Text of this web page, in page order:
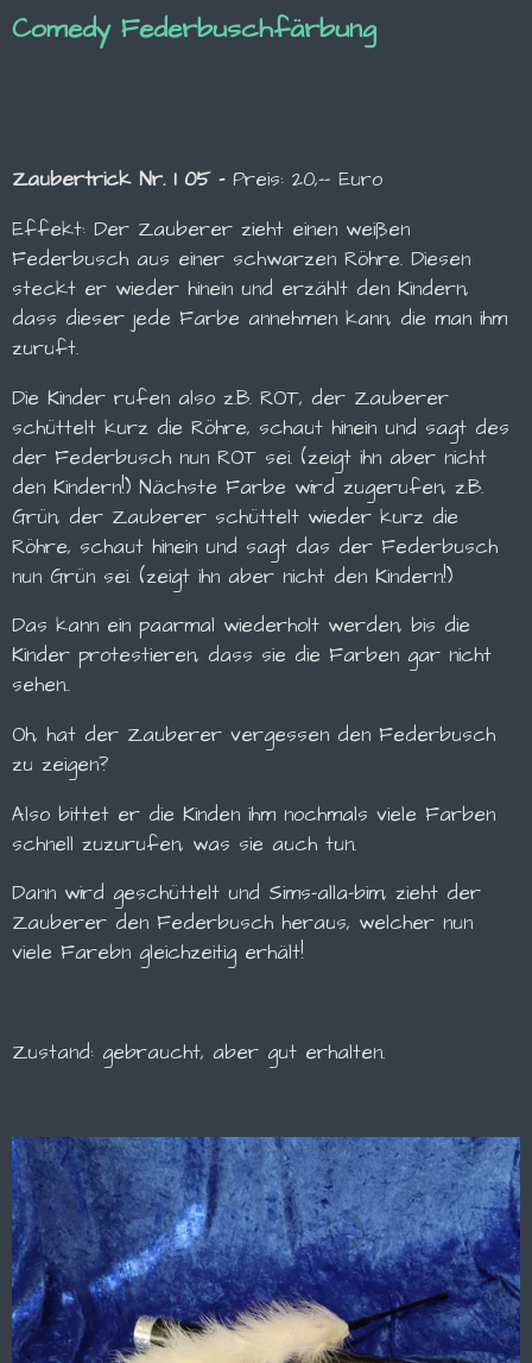
Comedy Federbuschfärbung
Zaubertrick Nr. 1 05 - Preis: 20,-- Euro
Effekt: Der Zauberer zieht einen weißen
Federbusch aus einer schwarzen Röhre. Diesen
steckt er wieder hinein und erzählt den Kindern,
dass dieser jede Farbe annehmen kann, die man ihm
zuruft.
Die Kinder rufen also z.B. ROT, der Zauberer
schüttelt kurz die Röhre, schaut hinein und sagt des
der Federbusch nun ROT sei. (zeigt ihn aber nicht
den Kindern!) Nächste Farbe wird zugerufen, z.B.
Grün, der Zauberer schüttelt wieder kurz die
Röhre, schaut hinein und sagt das der Federbusch
nun Grün sei. (zeigt ihn aber nicht den Kindern!)
Das kann ein paarmal wiederholt werden, bis die
Kinder protestieren, dass sie die Farben gar nicht
sehen..
Oh, hat der Zauberer vergessen den Federbusch
zu zeigen?
Also bittet er die Kinden ihm nochmals viele Farben
schnell zuzurufen, was sie auch tun.
Dann wird geschüttelt und Sims-alla-bim, zieht der
Zauberer den Federbusch heraus, welcher nun
viele Farebn gleichzeitig erhält!
Zustand: gebraucht, aber gut erhalten.